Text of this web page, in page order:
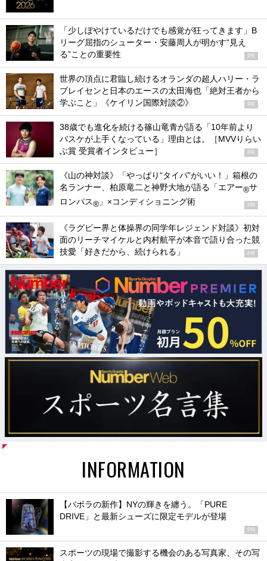
「少しぼやけているだけでも感覚が狂ってきます」B
リーグ屈指のシューター・安藤周人が明かす“見え
る”ことの重要性
PR
世界の頂点に君臨し続けるオランダの超人ハリー・ラ
ブレイセンと日本のエースの太田海也「絶対王者から
学ぶこと」《ケイリン国際対談②》
PR
38歳でも進化を続ける篠山竜青が語る「10年前より
バスケが上手くなっている」理由とは。［MVVりらい
ぶ賞 受賞者インタビュー］
PR
《山の神対談》「やっぱり“タイパ”がいい！」箱根の
名ランナー、柏原竜二と神野大地が語る「エアー®サ
ロンパス® 」×コンディショニング術 PR
《ラグビー界と体操界の同学年レジェンド対談》初対
面のリーチマイケルと内村航平が本音で語り合った競
技愛「好きだから、続けられる」
PR
INFORMATION
【バボラの新作】NYの輝きを纏う。「PURE
DRIVE」と最新シューズに限定モデルが登場
PR
スポーツの現場で撮影する機会のある写真家、その写